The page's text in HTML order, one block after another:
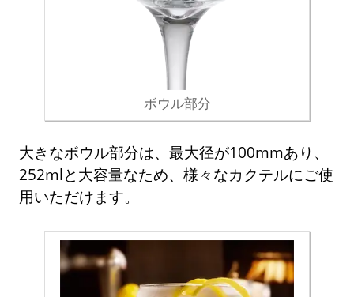
ボウル部分
大きなボウル部分は、最大径が100mmあり、
252mlと大容量なため、様々なカクテルにご使
用いただけます。